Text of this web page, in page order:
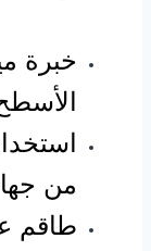
خبرة
من
طاقم